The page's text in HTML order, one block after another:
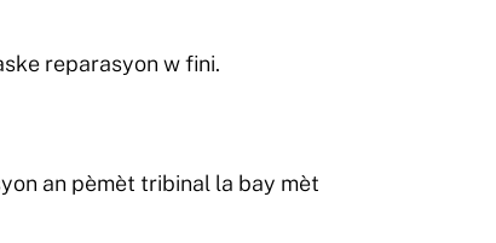
reparasyon w fini.
an pèmèt tribinal la bay mèt